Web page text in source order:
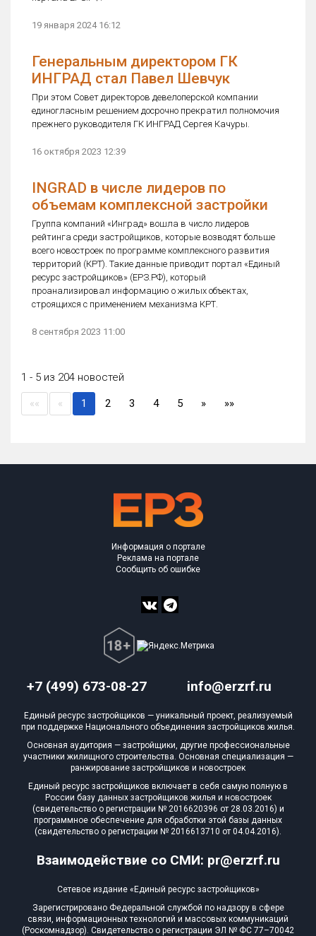
19 января 2024 16:12
Генеральным директором ГК
ИНГРАД стал Павел Шевчук
При этом Совет директоров девелоперской компании
единогласным решением досрочно прекратил полномочия
прежнего руководителя ГК ИНГРАД Сергея Качуры.
16 октября 2023 12:39
INGRAD в числе лидеров по
объемам комплексной застройки
Группа компаний «Инград» вошла в число лидеров
рейтинга среди застройщиков, которые возводят больше
всего новостроек по программе комплексного развития
территорий (КРТ). Такие данные приводит портал «Единый
ресурс застройщиков» (ЕРЗ.РФ), который
проанализировал информацию о жилых объектах,
строящихся с применением механизма КРТ.
8 сентября 2023 11:00
1 - 5 из 204 новостей
«« « 1 (current)
2 3 4 5 » »»
+7 (499) 673-08-27 info@erzrf.ru
Взаимодействие со СМИ: pr@erzrf.ru
Информация о портале
Реклама на портале
Сообщить об ошибке
Единый ресурс застройщиков — уникальный проект, реализуемый
при поддержке Национального объединения застройщиков жилья.
Основная аудитория — застройщики, другие профессиональные
участники жилищного строительства. Основная специализация —
ранжирование застройщиков и новостроек
Единый ресурс застройщиков включает в себя самую полную в
России базу данных застройщиков жилья и новостроек
(свидетельство о регистрации № 2016620396 от 28.03.2016) и
программное обеспечение для обработки этой базы данных
(свидетельство о регистрации № 2016613710 от 04.04.2016).
Сетевое издание «Единый ресурс застройщиков»
Зарегистрировано Федеральной службой по надзору в сфере
связи, информационных технологий и массовых коммуникаций
(Роскомнадзор). Свидетельство о регистрации ЭЛ № ФС 77–70042